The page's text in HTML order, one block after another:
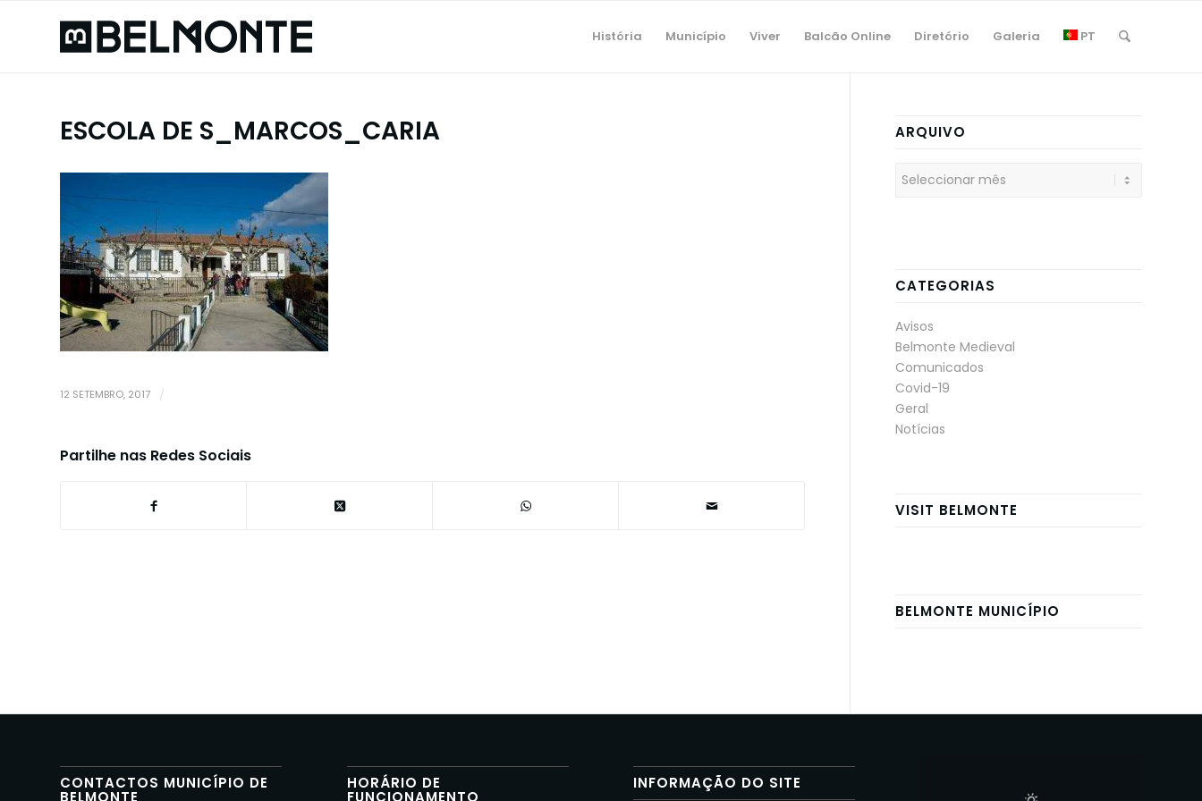
História Município Viver Balcão Online Diretório Galeria PT
ESCOLA DE S_MARCOS_CARIA
12 SETEMBRO, 2017 /
Partilhe nas Redes Sociais
ARQUIVO
CATEGORIAS
Avisos
Belmonte Medieval
Comunicados
Covid-19
Geral
Notícias
VISIT BELMONTE
BELMONTE MUNICÍPIO
CONTACTOS MUNICÍPIO DE
BELMONTE
HORÁRIO DE
FUNCIONAMENTO
INFORMAÇÃO DO SITE